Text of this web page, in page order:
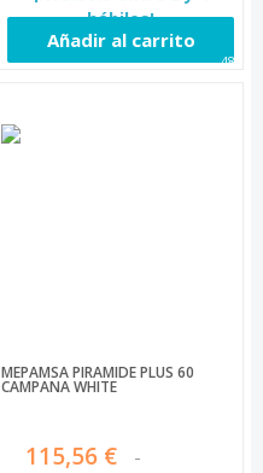
hábiles!
Añadir al carrito
480
MEPAMSA PIRÁMIDE PLUS 60
CAMPANA WHITE
115,56 €